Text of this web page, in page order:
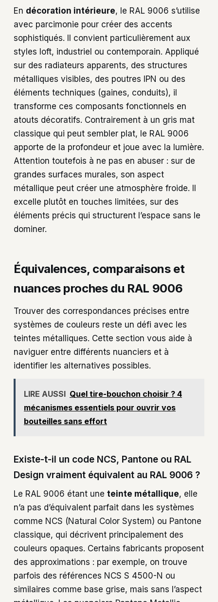
En décoration intérieure, le RAL 9006 s’utilise
avec parcimonie pour créer des accents
sophistiqués. Il convient particulièrement aux
styles loft, industriel ou contemporain. Appliqué
sur des radiateurs apparents, des structures
métalliques visibles, des poutres IPN ou des
éléments techniques (gaines, conduits), il
transforme ces composants fonctionnels en
atouts décoratifs. Contrairement à un gris mat
classique qui peut sembler plat, le RAL 9006
apporte de la profondeur et joue avec la lumière.
Attention toutefois à ne pas en abuser : sur de
grandes surfaces murales, son aspect
métallique peut créer une atmosphère froide. Il
excelle plutôt en touches limitées, sur des
éléments précis qui structurent l’espace sans le
dominer.
Équivalences, comparaisons et
nuances proches du RAL 9006
Trouver des correspondances précises entre
systèmes de couleurs reste un défi avec les
teintes métalliques. Cette section vous aide à
naviguer entre différents nuanciers et à
identifier les alternatives possibles.
LIRE AUSSI Quel tire-bouchon choisir ? 4
mécanismes essentiels pour ouvrir vos
bouteilles sans effort
Existe-t-il un code NCS, Pantone ou RAL
Design vraiment équivalent au RAL 9006 ?
Le RAL 9006 étant une teinte métallique, elle
n’a pas d’équivalent parfait dans les systèmes
comme NCS (Natural Color System) ou Pantone
classique, qui décrivent principalement des
couleurs opaques. Certains fabricants proposent
des approximations : par exemple, on trouve
parfois des références NCS S 4500-N ou
similaires comme base grise, mais sans l’aspect